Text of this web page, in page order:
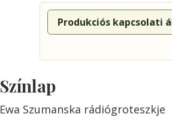
Produkciós kapcsolati
Színlap
Ewa Szumanska rádiógroteszkje